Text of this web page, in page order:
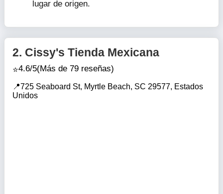
lugar de origen.
2. Cissy's Tienda Mexicana
4.6/5(Más de 79 reseñas)
725 Seaboard St, Myrtle Beach, SC 29577, Estados
Unidos